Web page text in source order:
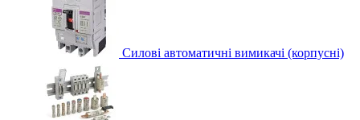
Силові автоматичні вимикачі (корпусні)